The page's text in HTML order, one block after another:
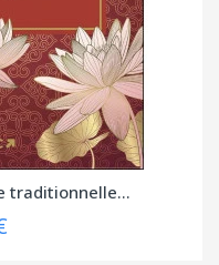
traditionnelle...